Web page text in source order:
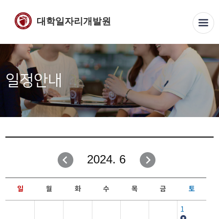
대학일자리개발원
일정안내
2024. 6
일 월 화 수 목 금 토
1